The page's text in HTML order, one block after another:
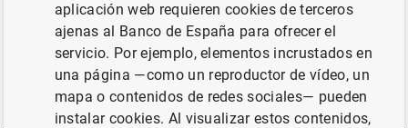
aplicación web requieren cookies de terceros
ajenas al Banco de España para ofrecer el
servicio. Por ejemplo, elementos incrustados en
una página —como un reproductor de vídeo, un
mapa o contenidos de redes sociales— pueden
instalar cookies. Al visualizar estos contenidos,